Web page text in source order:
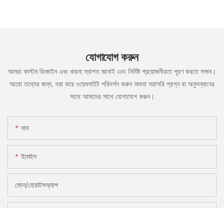
যোগাযোগ করুন
আমরা কাস্টম ডিজাইন এবং ধারনা স্বাগত জানাই এবং নির্দিষ্ট প্রয়োজনীয়তা পূরণ করতে সক্ষম।
আরো তথ্যের জন্য, দয়া করে ওয়েবসাইট পরিদর্শন করুন অথবা সরাসরি প্রশ্ন বা অনুসন্ধানের
সাথে আমাদের সাথে যোগাযোগ করুন।
নাম
ইমেইল
ফোন/হোয়াটসঅ্যাপ